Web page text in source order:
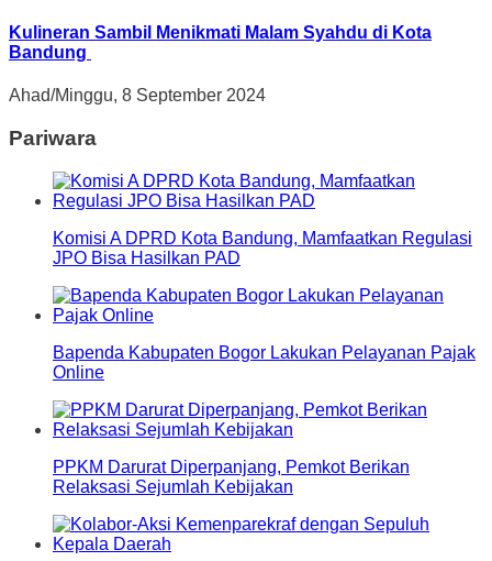
Kulineran Sambil Menikmati Malam Syahdu di Kota
Bandung
Ahad/Minggu, 8 September 2024
Pariwara
Komisi A DPRD Kota Bandung, Mamfaatkan Regulasi
JPO Bisa Hasilkan PAD
Bapenda Kabupaten Bogor Lakukan Pelayanan Pajak
Online
PPKM Darurat Diperpanjang, Pemkot Berikan
Relaksasi Sejumlah Kebijakan